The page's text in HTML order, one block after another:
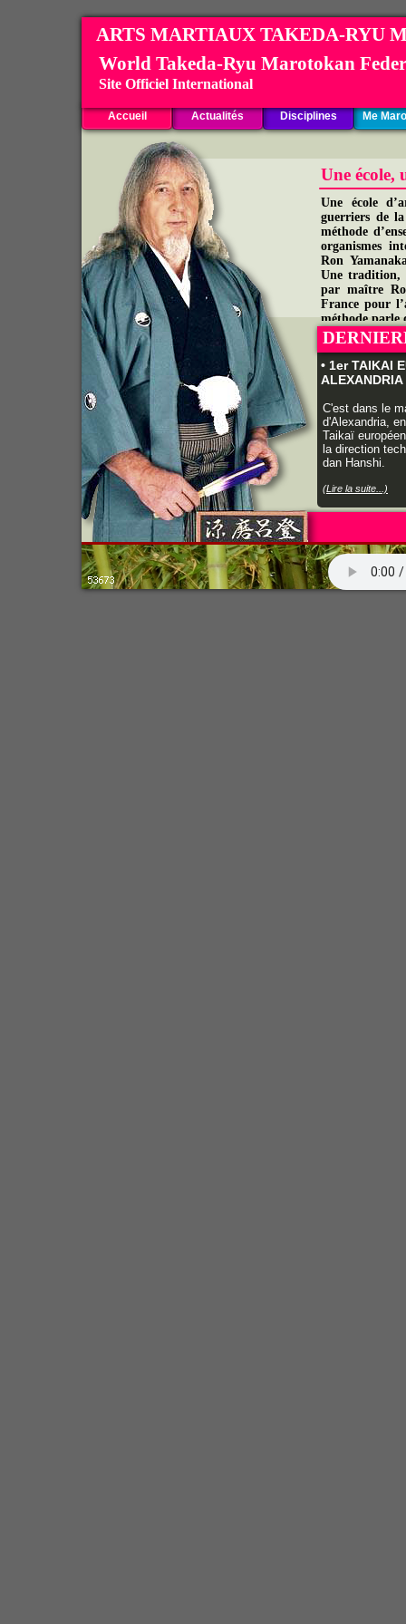
• 1er TAIKAI
C'est dans le
d'Alexandria,
Taikaï
la direction
dan Hanshi.
(Lire la suite...)
Une école,
Une école
guerriers de
méthode
organismes
Ron
Une tradition,
par maître
France pour
méthode parle
World Takeda-Ryu Marotokan
Site Officiel International
ARTS MARTIAUX TAKEDA-RYU
Accueil Actualités Disciplines Me